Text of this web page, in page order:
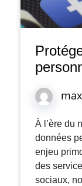
À l’ère du
données
enjeu
des
sociaux,